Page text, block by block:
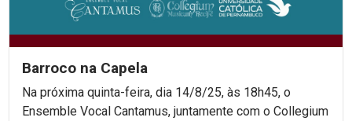
Barroco na Capela
Na próxima quinta-feira, dia 14/8/25, às 18h45, o
Ensemble Vocal Cantamus, juntamente com o Collegium